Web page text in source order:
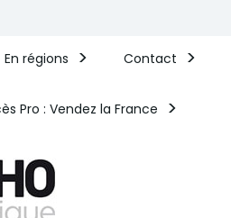
En régions Contact
Pro : Vendez la France​